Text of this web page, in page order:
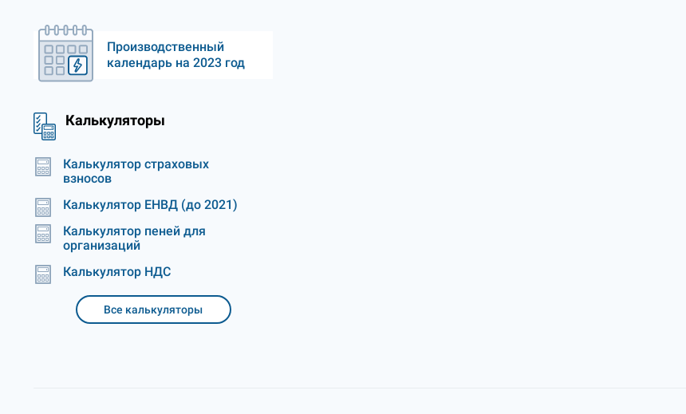
Производственный
календарь на 2023 год
Калькуляторы
Калькулятор страховых
взносов
Калькулятор ЕНВД (до 2021)
Калькулятор пеней для
организаций
Калькулятор НДС
Все калькуляторы